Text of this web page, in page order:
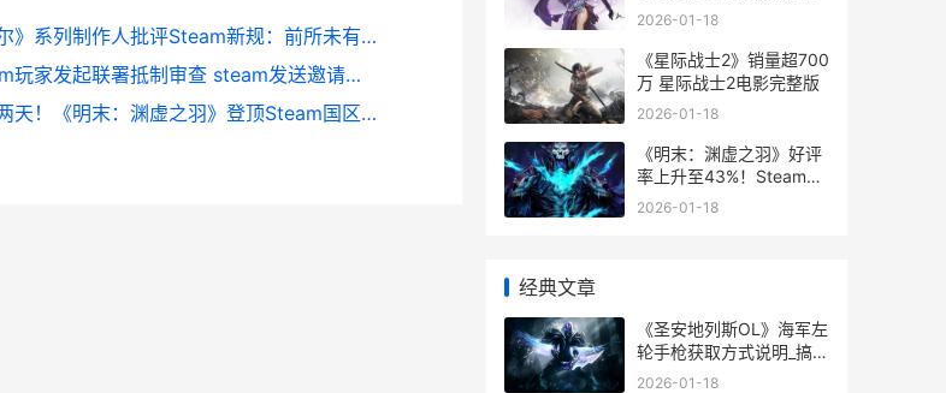
《尼尔》系列制作人批评Steam新规：前所未有的危险！_搞趣网 尼尔系列最新
Steam玩家发起联署抵制审查 steam发送邀请收不到
还有两天！《明末：渊虚之羽》登顶Steam国区热销榜！_搞趣网 还有明天国语版
趣网
2026-01-18
《星际战士2》销量超700
万 星际战士2电影完整版
2026-01-18
《明末：渊虚之羽》好评
率上升至43%！Steam预
估销量破200万_搞趣网
2026-01-18
经典文章
《圣安地列斯OL》海军左
轮手枪获取方式说明_搞趣
网 《圣安地列斯》
2026-01-18